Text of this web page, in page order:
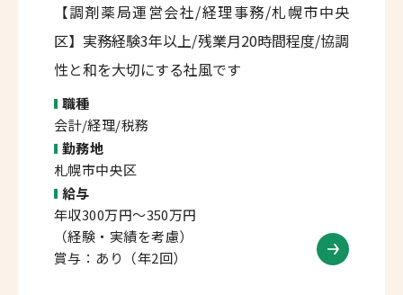
【調剤薬局運営会社/経理事務/札幌市中央
区】実務経験3年以上/残業月20時間程度/協調
性と和を大切にする社風です
職種
会計/経理/税務
勤務地
札幌市中央区
給与
年収300万円～350万円
（経験・実績を考慮）
賞与：あり（年2回）